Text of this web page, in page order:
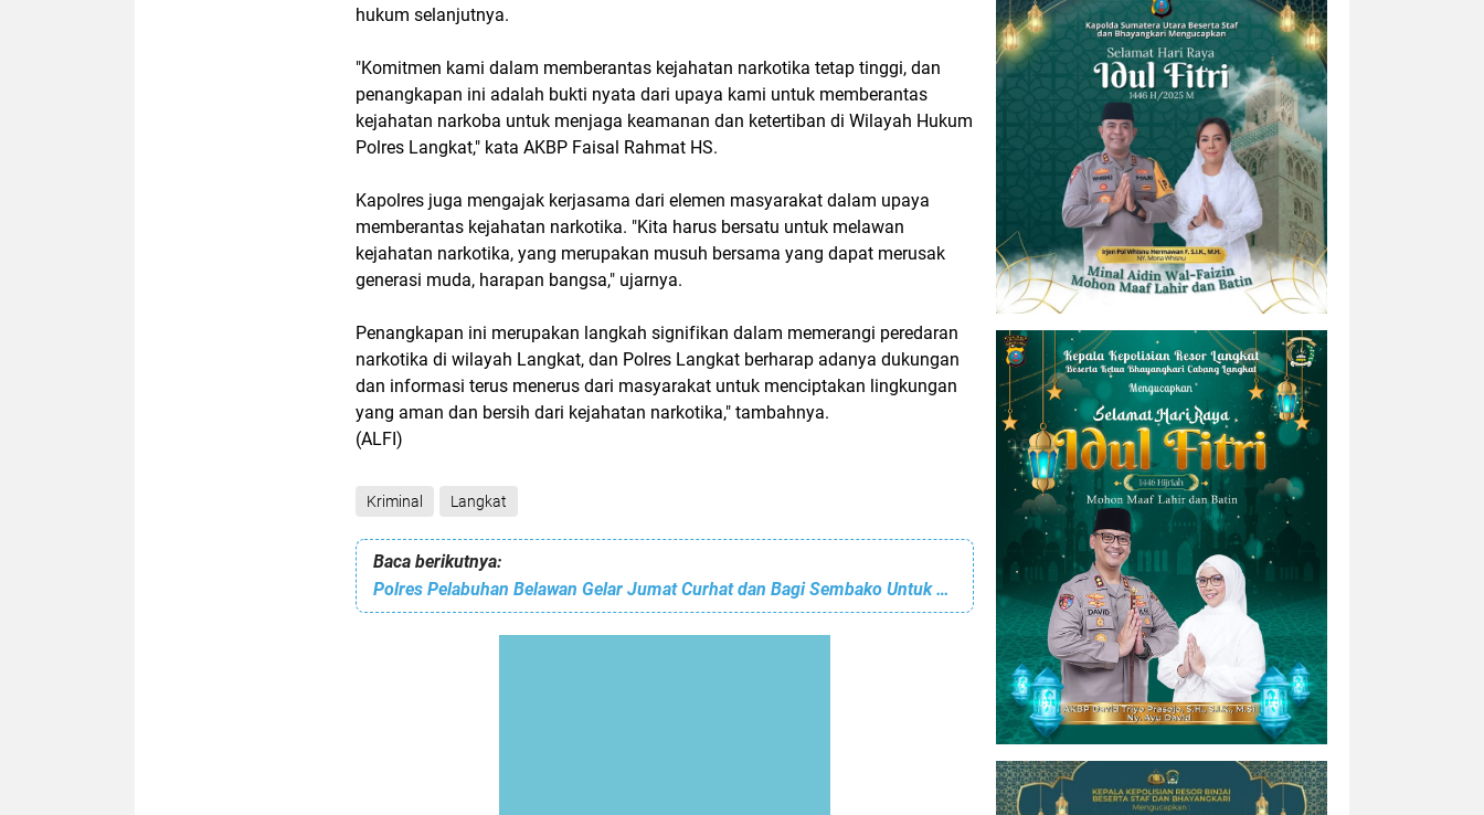
hukum selanjutnya.
"Komitmen kami dalam memberantas kejahatan narkotika tetap tinggi, dan
penangkapan ini adalah bukti nyata dari upaya kami untuk memberantas
kejahatan narkoba untuk menjaga keamanan dan ketertiban di Wilayah Hukum
Polres Langkat," kata AKBP Faisal Rahmat HS.
Kapolres juga mengajak kerjasama dari elemen masyarakat dalam upaya
memberantas kejahatan narkotika. "Kita harus bersatu untuk melawan
kejahatan narkotika, yang merupakan musuh bersama yang dapat merusak
generasi muda, harapan bangsa," ujarnya.
Penangkapan ini merupakan langkah signifikan dalam memerangi peredaran
narkotika di wilayah Langkat, dan Polres Langkat berharap adanya dukungan
dan informasi terus menerus dari masyarakat untuk menciptakan lingkungan
yang aman dan bersih dari kejahatan narkotika," tambahnya.
(ALFI)
Kriminal Langkat
Baca berikutnya:
Polres Pelabuhan Belawan Gelar Jumat Curhat dan Bagi Sembako Untuk Masyarakat